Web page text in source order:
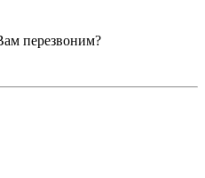
перезвоним?